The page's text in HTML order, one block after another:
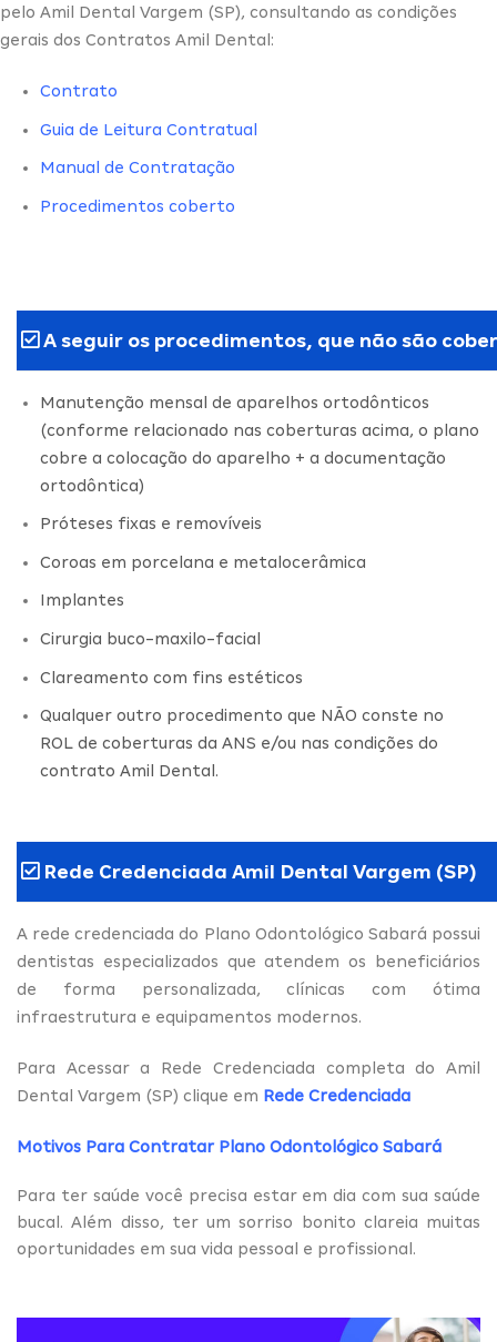
pelo Amil Dental Vargem (SP), consultando as condições
gerais dos Contratos Amil Dental:
Contrato
Guia de Leitura Contratual
Manual de Contratação
Procedimentos coberto
A seguir os procedimentos, que não são
Manutenção mensal de aparelhos ortodônticos
(conforme relacionado nas coberturas acima, o plano
cobre a colocação do aparelho + a documentação
ortodôntica)
Próteses fixas e removíveis
Coroas em porcelana e metalocerâmica
Implantes
Cirurgia buco-maxilo-facial
Clareamento com fins estéticos
Qualquer outro procedimento que NÃO conste no
ROL de coberturas da ANS e/ou nas condições do
contrato Amil Dental.
Rede Credenciada Amil Dental Vargem (SP)
A rede credenciada do Plano Odontológico Sabará possui
dentistas especializados que atendem os beneficiários
de forma personalizada, clínicas com ótima
infraestrutura e equipamentos modernos.
Para Acessar a Rede Credenciada completa do Amil
Dental Vargem (SP) clique em Rede Credenciada
Motivos Para Contratar Plano Odontológico Sabará
Para ter saúde você precisa estar em dia com sua saúde
bucal. Além disso, ter um sorriso bonito clareia muitas
oportunidades em sua vida pessoal e profissional.